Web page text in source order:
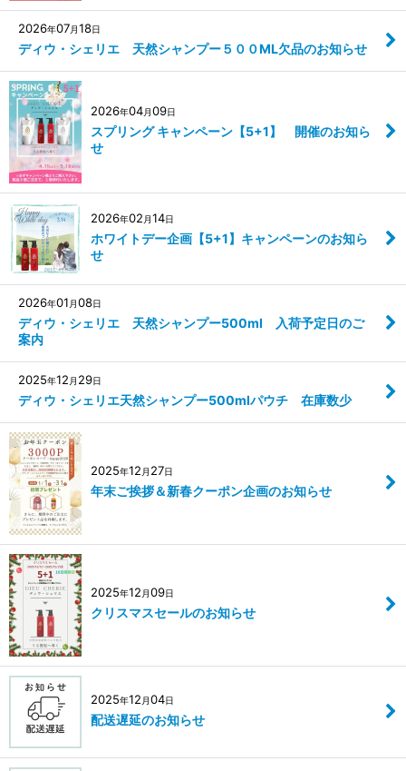
2026年07月18日
ディウ・シェリエ 天然シャンプー５００ML欠品のお知らせ
2026年04月09日
スプリング キャンペーン【5+1】 開催のお知ら
せ
2026年02 月14日
ホワイトデー企画【5+1】キャンペーンのお知ら
せ
2026年01 月08日
ディウ・シェリエ 天然シャンプー500ml 入荷予定日のご
案内
2025年12 月 29日
ディウ・シェリエ天然シャンプー500mlパウチ 在庫数少
2025年12 月 27日
年末ご挨拶＆新春クーポン企画のお知らせ
2025年12 月09日
クリスマスセールのお知らせ
2025年12 月04日
配送遅延のお知らせ